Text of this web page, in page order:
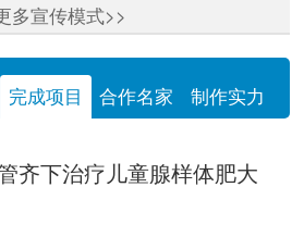
多宣传模式>>
完成项目 合作名家 制作实力
齐下治疗儿童腺样体肥大